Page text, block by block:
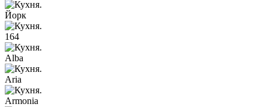
Йорк
164
Alba
Aria
Armonia